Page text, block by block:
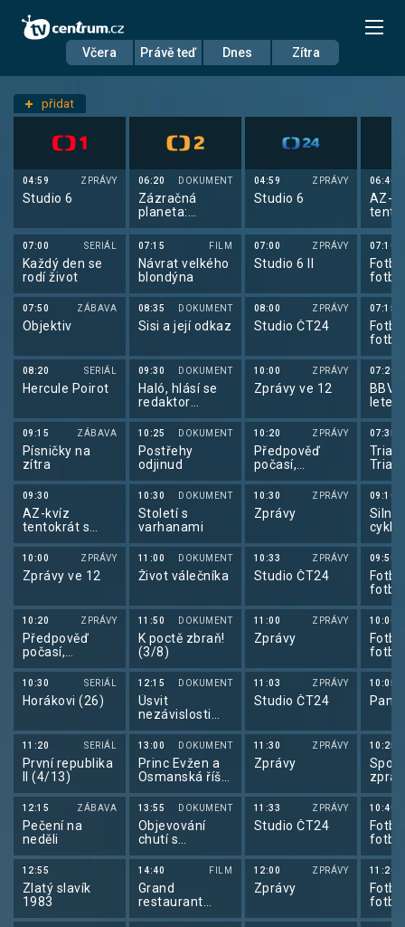
Včera Právě teď Dnes Zítra
Datum
Nastavení stanic
přidat
04:59 ZPRÁVY
Studio 6
07:00 SERIÁL
Každý den se
rodí život
07:50 ZÁBAVA
Objektiv
08:20 SERIÁL
Hercule Poirot
09:15 ZÁBAVA
Písničky na
zítra
09:30
AZ-kvíz
tentokrát s
Betano
10:00 ZPRÁVY
Zprávy ve 12
10:20 ZPRÁVY
Předpověď
počasí,
Sportovní
zprávy,
Události v
regionech plus
10:30 SERIÁL
Horákovi (26)
11:20 SERIÁL
První republika
II (4/13)
12:15 ZÁBAVA
Pečení na
neděli
12:55
Zlatý slavík
1983
06:20 DOKUMENT
Zázračná
planeta:
Svérázné
chování zvířat
(3/3)
07:15 FILM
Návrat velkého
blondýna
08:35 DOKUMENT
Sisi a její odkaz
09:30 DOKUMENT
Haló, hlásí se
redaktor
Laufer!
10:25 DOKUMENT
Postřehy
odjinud
10:30 DOKUMENT
Století s
varhanami
11:00 DOKUMENT
Život válečníka
11:50 DOKUMENT
K poctě zbraň!
(3/8)
12:15 DOKUMENT
Úsvit
nezávislosti
(2/2)
13:00 DOKUMENT
Princ Evžen a
Osmanská říše
(1/2)
13:55 DOKUMENT
Objevování
chutí s
Gordonem
Ramsaym
14:40 FILM
Grand
restaurant
pana Septima
04:59 ZPRÁVY
Studio 6
07:00 ZPRÁVY
Studio 6 II
08:00 ZPRÁVY
Studio ČT24
10:00 ZPRÁVY
Zprávy ve 12
10:20 ZPRÁVY
Předpověď
počasí,
sportovní
zprávy
10:30 ZPRÁVY
Zprávy
10:33 ZPRÁVY
Studio ČT24
11:00 ZPRÁVY
Zprávy
11:03 ZPRÁVY
Studio ČT24
11:30 ZPRÁVY
Zprávy
11:33 ZPRÁVY
Studio ČT24
12:00 ZPRÁVY
Zprávy
06:40
AZ-
07:10
2026
07:15
2026
07:20
BBV
07:35
09:10
de
09:50
2026
10:00
2026
10:05
10:25
10:40
2026
11:20
2026